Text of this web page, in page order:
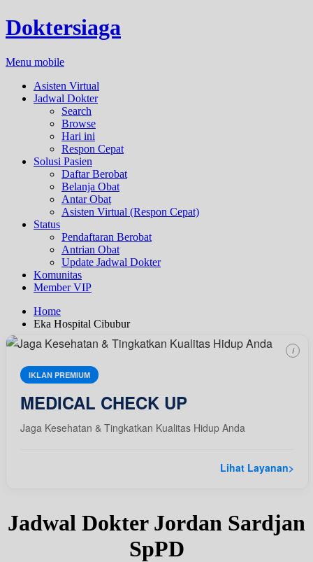
Doktersiaga
Menu mobile
Asisten Virtual
Jadwal Dokter
Search
Browse
Hari ini
Respon Cepat
Solusi Pasien
Daftar Berobat
Belanja Obat
Antar Obat
Asisten Virtual (Respon Cepat)
Status
Pendaftaran Berobat
Antrian Obat
Update Jadwal Dokter
Komunitas
Member VIP
Home
Eka Hospital Cibubur
IKLAN PREMIUM
MEDICAL CHECK UP
Jaga Kesehatan & Tingkatkan Kualitas Hidup Anda
Lihat Layanan>
i
Jadwal Dokter Jordan Sardjan
SpPD